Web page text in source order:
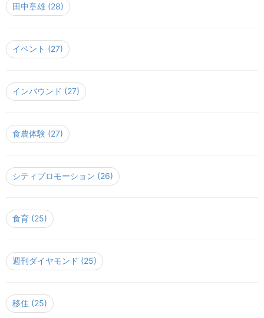
田中章雄 (28)
イベント (27)
インバウンド (27)
食農体験 (27)
シティプロモーション (26)
食育 (25)
週刊ダイヤモンド (25)
移住 (25)